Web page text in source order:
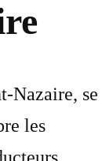
Nazaire, se
les